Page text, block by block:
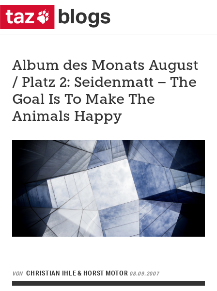
Album des Monats August
/ Platz 2: Seidenmatt – The
Goal Is To Make The
Animals Happy
VON CHRISTIAN IHLE & HORST MOTOR 08.09.2007